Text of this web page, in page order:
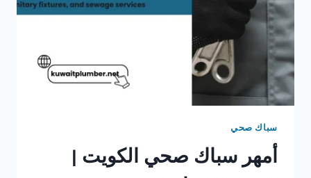
سباك صحي
أمهر سباك صحي الكويت |